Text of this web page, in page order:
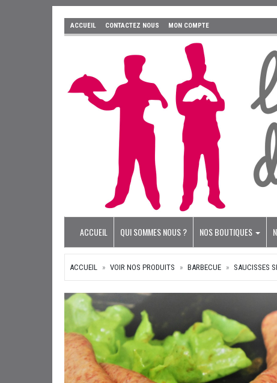
ACCUEIL CONTACTEZ NOUS MON COMPTE
ACCUEIL QUI SOMMES NOUS ? NOS BOUTIQUES
ACCUEIL VOIR NOS PRODUITS BARBECUE SAUCISSES